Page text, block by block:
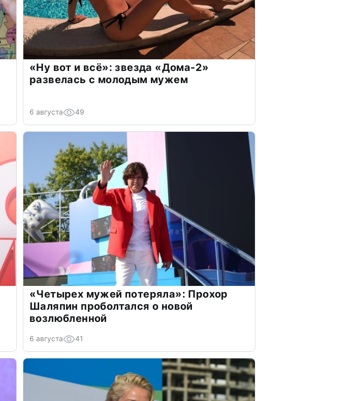
«Ну вот и всё»: звезда «Дома-2»
развелась с молодым мужем
6 августа 49
«Четырех мужей потеряла»: Прохор
Шаляпин проболтался о новой
возлюбленной
6 августа 41